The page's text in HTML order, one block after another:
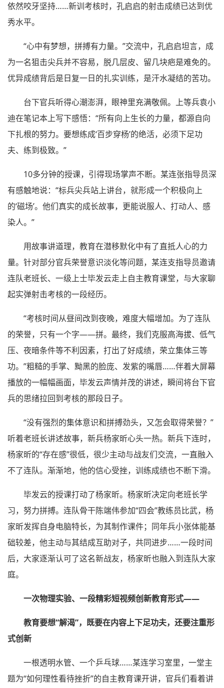
依然咬牙坚持……新训考核时，孔启启的射击成绩已达到优
秀水平。
“心中有梦想，拼搏有力量。”交流中，孔启启坦言，成
为一名狙击尖兵并不容易，脱几层皮、留几块疤是难免的。
优异成绩背后是日复一日的扎实训练，是汗水凝结的苦功。
台下官兵听得心潮澎湃，眼神里充满敬佩。上等兵袁小
迪在笔记本上写下感悟：“所有向上生长的力量，都源自向
下扎根的努力。要想练成‘百步穿杨’的绝活，必须下足功
夫、练到极致。”
10多分钟的授课，引得现场掌声不断。某连张指导员深
有感触地说：“标兵尖兵站上讲台，就形成一个积极向上
的‘磁场’。他们真实的成长故事，更能说服人、打动人、感
染人。”
用故事讲道理，教育在潜移默化中有了直抵人心的力
量。针对部分官兵荣誉意识淡化等问题，某连支指导员邀请
连队老班长、一级上士毕发云走上自主教育课堂，与大家聊
起实弹射击考核的一段经历。
“考核时间从昼间改到夜晚，难度大幅增加。为了连队
的荣誉，只有一个字——拼。最终，我们克服高海拔、低气
压、夜暗条件等不利因素，打出了好成绩，荣立集体三等
功。”粗糙的手掌、黝黑的脸庞、发紫的嘴唇……伴着大屏幕
播放的一幅幅画面，毕发云声情并茂的讲述，瞬间将台下官
兵的思绪拉回到考核的那段日子。
“没有强烈的集体意识和拼搏劲头，又怎会取得荣誉？”
听着老班长讲述故事，新兵杨家昕心头一热。新兵下连时，
杨家昕的“存在感”很低，很少主动与战友们交流，一直融入
不了连队。渐渐地，他的信心受挫，训练成绩也不断下滑。
毕发云的授课打动了杨家昕。杨家昕决定向老班长学
习，努力拼搏。连队骨干陈端伟参加“四会”教练员比武，杨
家昕发挥自身电脑特长，为其制作课件；同年兵小张体能基
础较差，他主动与其结成互助对子，共同进步……一段时间
后，大家逐渐认可了这名新战友，杨家昕也融入到连队大家
庭。
一次物理实验、一段精彩短视频创新教育形式——
教育要想“解渴”，既要在内容上下足功夫，还要注重形
式创新
一根透明水管、一个乒乓球……某连学习室里，一堂主
题为“如何理性看待挫折”的自主教育课开讲，官兵们看着讲